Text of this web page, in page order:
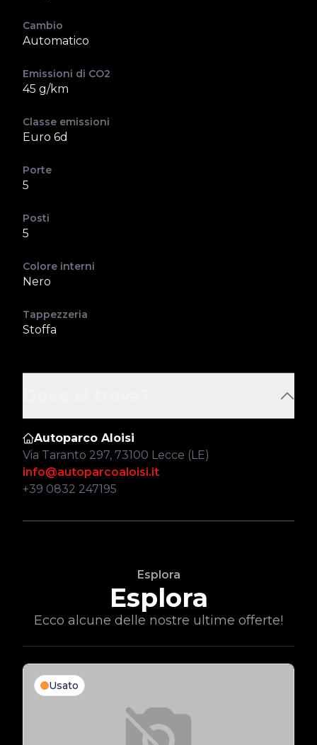
Cambio
Automatico
Emissioni di CO2
45 g/km
Classe emissioni
Euro 6d
Porte
5
Posti
5
Colore interni
Nero
Tappezzeria
Stoffa
Autoparco Aloisi
Via Taranto 297, 73100 Lecce (LE)
info@autoparcoaloisi.it
+39 0832 247195
Esplora
Esplora
Ecco alcune delle nostre ultime offerte!
Usato